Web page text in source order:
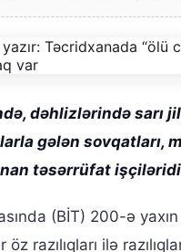
dəhlizlərində sarı
gələn sovqatları,
təsərrüfat
(BİT) 200-ə
öz razılıqları ilə